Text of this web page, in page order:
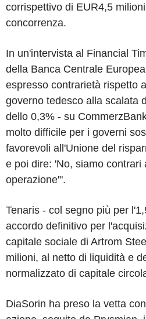
corrispettivo di EUR4,5
concorrenza.
In un'intervista al Financial
della Banca Centrale
espresso contrarietà rispetto
governo tedesco alla scalata
dello 0,3% - su
molto difficile per i governi
favorevoli all'Unione del
e poi dire: 'No, siamo contrari
operazione'".
Tenaris - col segno più per
accordo definitivo per
capitale sociale di Artrom
milioni, al netto di liquidità e
normalizzato di capitale
DiaSorin ha preso la vetta